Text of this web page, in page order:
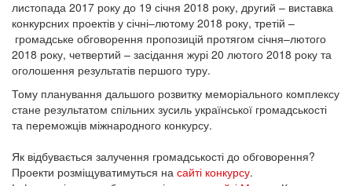
листопада 2017 року до 19 січня 2018 року, другий – виставка
конкурсних проектів у січні–лютому 2018 року, третій –
громадське обговорення пропозицій протягом січня–лютого
2018 року, четвертий – засідання журі 20 лютого 2018 року та
оголошення результатів першого туру.
Тому планування дальшого розвитку меморіального комплексу
стане результатом спільних зусиль української громадськості
та переможців міжнародного конкурсу.
Як відбувається залучення громадськості до обговорення?
Проекти розміщуватимуться на сайті конкурсу.